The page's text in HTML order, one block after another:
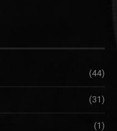
(44)
(31)
(1)